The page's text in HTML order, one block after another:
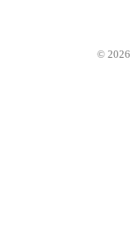
© 2026